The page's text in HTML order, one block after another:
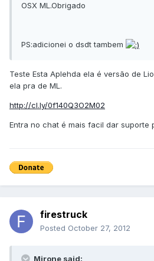
OSX ML.Obrigado
PS:adicionei o dsdt tambem
Teste Esta Aplehda ela é versão de
ela pra de ML.
http://cl.ly/0f140Q3O2M02
Entra no chat é mais facil dar suporte
firestruck
Posted October 27, 2012
Mirone said: